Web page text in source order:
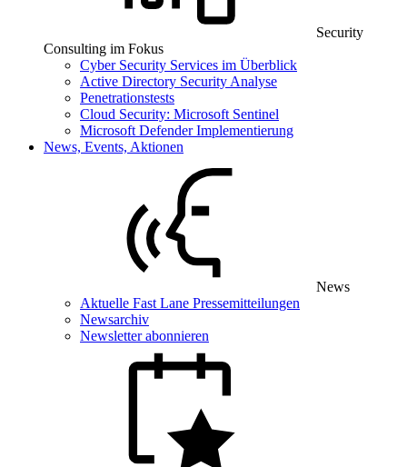
Security
Consulting im Fokus
Cyber Security Services im Überblick
Active Directory Security Analyse
Penetrationstests
Cloud Security: Microsoft Sentinel
Microsoft Defender Implementierung
News, Events, Aktionen
News
Aktuelle Fast Lane Pressemitteilungen
Newsarchiv
Newsletter abonnieren